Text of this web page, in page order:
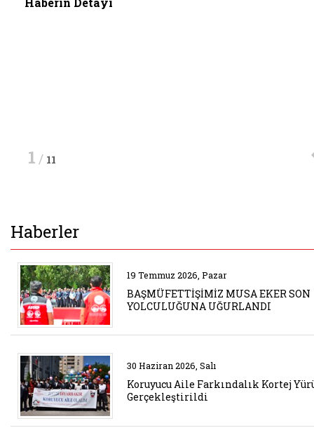
1 / 11
Haberin Detayı
Haberler
Belgeyi aç: anma
19 Temmuz 2026, Pazar
BAŞMÜFETTİŞİMİZ MUSA EKER SON
YOLCULUĞUNA UĞURLANDI
Belgeyi aç: etkinlik 6
30 Haziran 2026, Salı
Koruyucu Aile Farkındalık Kortej
Gerçekleştirildi